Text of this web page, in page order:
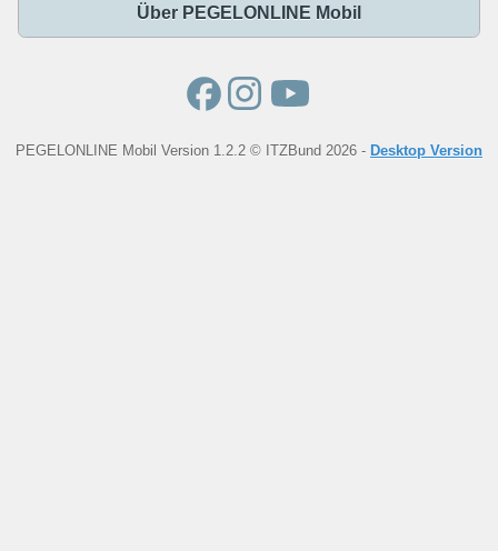
Über PEGELONLINE Mobil
PEGELONLINE Mobil Version 1.2.2 © ITZBund 2026 - Desktop Version